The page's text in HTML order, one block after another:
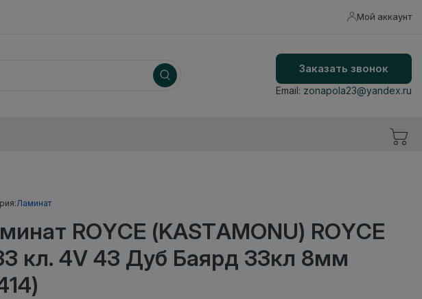
Мой аккаунт
Заказать звонок
Email: zonapola23@yandex.ru
Ламинат
ROYCE (KASTAMONU) ROYCE
кл. 4V 43 Дуб Баярд 33кл 8мм